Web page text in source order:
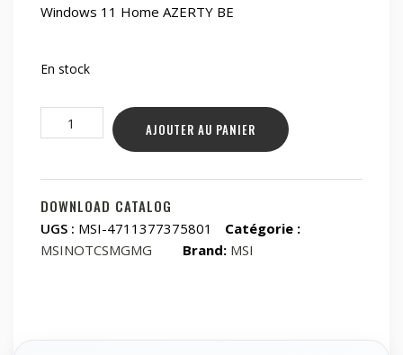
Windows 11 Home AZERTY BE
En stock
quantité
de
15.6i
FHD
144
Hz
AJOUTER AU PANIER
DOWNLOAD CATALOG
UGS : MSI-4711377375801
Catégorie :
MSINOTCSMGMG
Brand: MSI